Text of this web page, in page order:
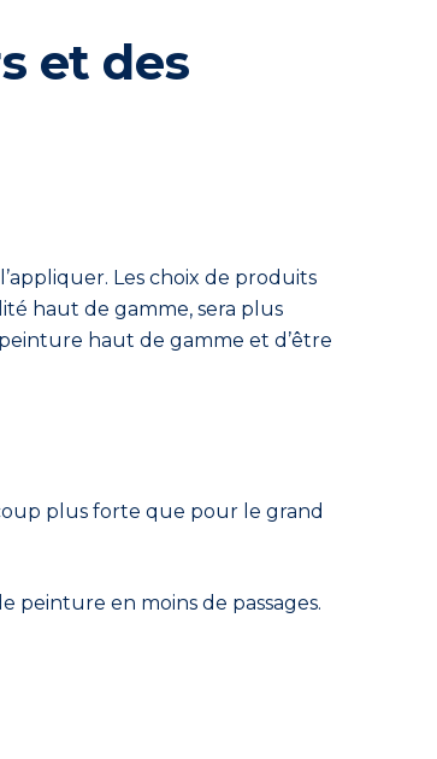
et des
Les choix de produits
haut de gamme, sera plus
haut de gamme et d’être
plus forte que pour le grand
peinture en moins de passages.